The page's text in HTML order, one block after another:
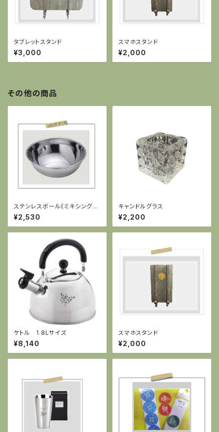
タブレットスタンド
¥3,000
スマホスタンド
¥2,000
その他の商品
ステンレスボール《ミキシングボ
ール13》
¥2,530
キャンドルグラス
¥2,200
ケトル 1.8Lサイズ
¥8,140
スマホスタンド
¥2,000